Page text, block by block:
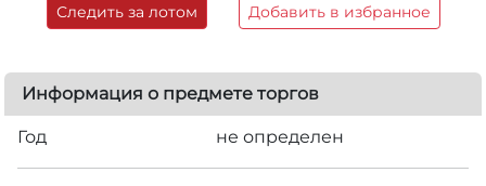
Следить за лотом Добавить в избранное
Информация о предмете торгов
Год не определен